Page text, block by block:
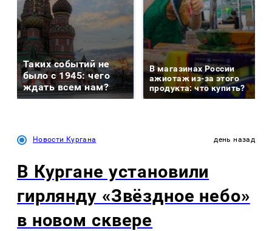
Таких событий не
было с 1945: чего
ждать всем нам?
В магазинах России
ажиотаж из-за этого
продукта: что купить?
Новости Кургана день назад
В Кургане установили
гирлянду «Звёздное небо»
в новом сквере